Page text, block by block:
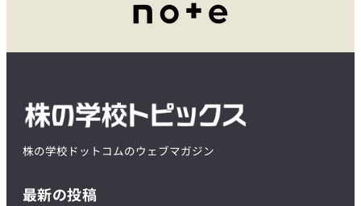
株の学校ドットコムのウェブマガジン
最新の投稿